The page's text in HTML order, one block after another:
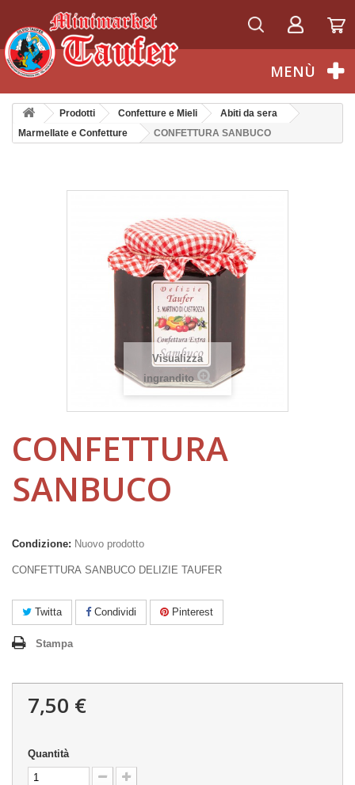
Italiano
MENÙ
Prodotti Confetture e Mieli
Abiti da sera
Marmellate e Confetture
CONFETTURA SANBUCO
Visualizza
ingrandito
CONFETTURA
SANBUCO
Condizione: Nuovo prodotto
CONFETTURA SANBUCO DELIZIE TAUFER
Twitta Condividi Pinterest
Stampa
7,50 €
Quantità